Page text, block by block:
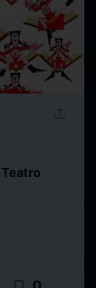
upload